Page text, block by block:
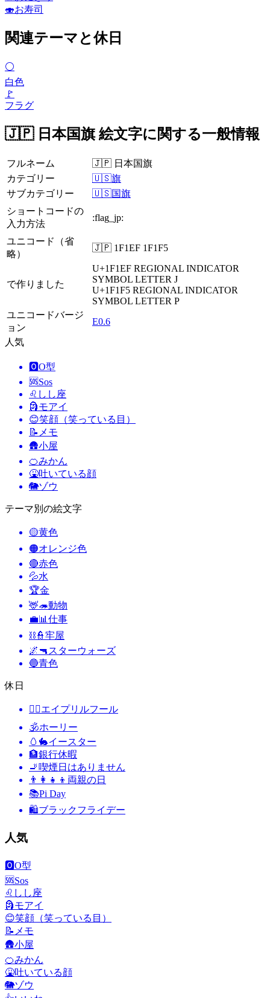
🍣お寿司
関連テーマと休日
⚪
白色
🚩
フラグ
🇯🇵 日本国旗 絵文字に関する一般情報
フルネーム
🇯🇵 日本国旗
カテゴリー
🇺🇸旗
サブカテゴリー
🇺🇸国旗
ショートコードの
入力方法
:flag_jp:
ユニコード（省
略）
🇯🇵 1F1EF 1F1F5
で作りました
U+1F1EF REGIONAL INDICATOR
SYMBOL LETTER J
U+1F1F5 REGIONAL INDICATOR
SYMBOL LETTER P
ユニコードバージ
ョン
E0.6
人気
🅾️O型
🆘Sos
♌ しし座
🗿モアイ
😊笑顔（笑っている目）
📝 メモ
🛖小屋
🍊みかん
🤮吐いている顔
🐘ゾウ
テーマ別の絵文字
🟡黄色
🟠オレンジ色
🔴赤色
💦水
🏆金
🦌🦔動物
💼📊 仕事
⛓️👮牢屋
🌌🔫 スターウォーズ
🔵青色
休日
🙆‍♂️エイプリルフール
🕉ホーリー
🥚🐇イースター
🏦銀行休暇
🚬 喫煙日はありません
👨‍👩‍👧‍👦 両親の日
📚Pi Day
🛍ブラックフライデー
人気
🅾️O型
🆘Sos
♌ しし座
🗿モアイ
😊笑顔（笑っている目）
📝 メモ
🛖小屋
🍊みかん
🤮吐いている顔
🐘ゾウ